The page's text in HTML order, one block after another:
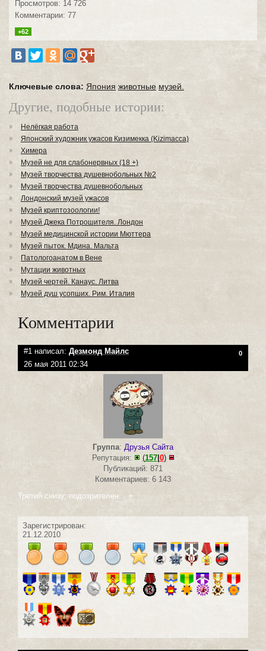
Просмотров: 14 726
Комментарии: 77
+62
Ключевые слова: Япония животные музей.
Другие, подобные истории:
Нелёгкая работа
Японский художник ужасов Кизимекка (Kizimacca)
Химера
Музей не для слабонервных (18 +)
Музей творчества душевнобольных №2
Музей творчества душевнобольных
Лондонский музей ужасов
Музей криптозоологии!
Музей Джека Потрошителя. Лондон
Музей медицинской истории Мюттера
Музей пыток. Мдина. Мальта
Патологоанатом в Вене
Мутации животных
Музей чертей. Канаус. Литва
Музей душ усопших. Рим. Италия
Комментарии
#1 написал: Дезмонд Майлс 0
26 мая 2011 02:34
Группа: Друзья Сайта
Репутация:
(157| 0)
Публикаций: 871
Комментариев: 6 143
Третий снизу, подозрителен... +
Зарегистрирован:
21.12.2010